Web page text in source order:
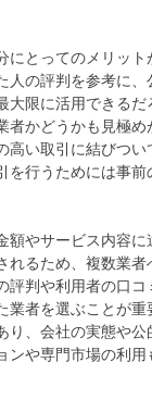
とってのメリッ
の評判を参考に
限に活用できる
かどうかも見極
い取引に結びつ
行うためには事
やサービス内容
るため、複数業
判や利用者の口
者を選ぶことが
、会社の実態や
や専門市場の利